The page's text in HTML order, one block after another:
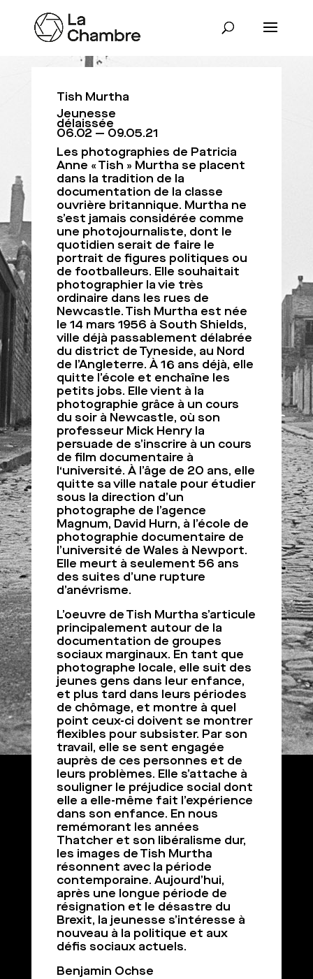
Tish Murtha
Jeunesse
délaissée
06.02 — 09.05.21
Les photographies de Patricia
Anne « Tish » Murtha se placent
dans la tradition de la
documentation de la classe
ouvrière britannique. Murtha ne
s’est jamais considérée comme
une photojournaliste, dont le
quotidien serait de faire le
portrait de figures politiques ou
de footballeurs. Elle souhaitait
photographier la vie très
ordinaire dans les rues de
Newcastle. Tish Murtha est née
le 14 mars 1956 à South Shields,
ville déjà passablement délabrée
du district de Tyneside, au Nord
de l’Angleterre. À 16 ans déjà, elle
quitte l’école et enchaîne les
petits jobs. Elle vient à la
photographie grâce à un cours
du soir à Newcastle, où son
professeur Mick Henry la
persuade de s’inscrire à un cours
de film documentaire à
l‘université. À l’âge de 20 ans, elle
quitte sa ville natale pour étudier
sous la direction d’un
photographe de l’agence
Magnum, David Hurn, à l’école de
photographie documentaire de
l’université de Wales à Newport.
Elle meurt à seulement 56 ans
des suites d’une rupture
d’anévrisme.
L’oeuvre de Tish Murtha s’articule
principalement autour de la
documentation de groupes
sociaux marginaux. En tant que
photographe locale, elle suit des
jeunes gens dans leur enfance,
et plus tard dans leurs périodes
de chômage, et montre à quel
point ceux-ci doivent se montrer
flexibles pour subsister. Par son
travail, elle se sent engagée
auprès de ces personnes et de
leurs problèmes. Elle s’attache à
souligner le préjudice social dont
elle a elle-même fait l’expérience
dans son enfance. En nous
remémorant les années
Thatcher et son libéralisme dur,
les images de Tish Murtha
résonnent avec la période
contemporaine. Aujourd’hui,
après une longue période de
résignation et le désastre du
Brexit, la jeunesse s’intéresse à
nouveau à la politique et aux
défis sociaux actuels.
Benjamin Ochse